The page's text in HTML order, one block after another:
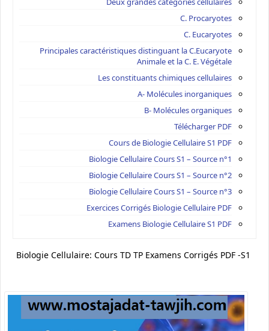
C. Procaryotes
C. Eucaryotes
Principales caractéristiques distinguant la C.Eucaryote
Animale et la C. E. Végétale
Les constituants chimiques cellulaires
A- Molécules inorganiques
B- Molécules organiques
Télécharger PDF
Cours de Biologie Cellulaire S1 PDF
Biologie Cellulaire Cours S1 – Source n°1
Biologie Cellulaire Cours S1 – Source n°2
Biologie Cellulaire Cours S1 – Source n°3
Exercices Corrigés Biologie Cellulaire PDF
Examens Biologie Cellulaire S1 PDF